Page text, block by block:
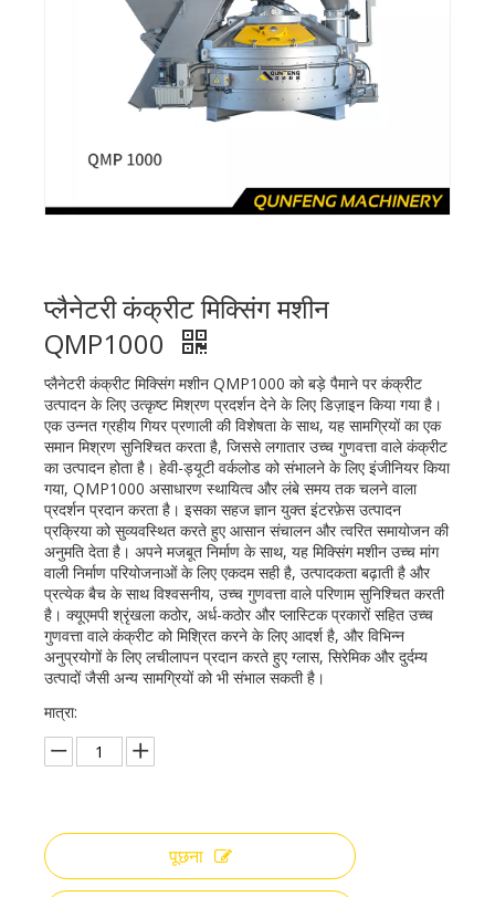
प्लैनेटरी कंक्रीट मिक्सिंग मशीन
QMP1000
प्लैनेटरी कंक्रीट मिक्सिंग मशीन QMP1000 को बड़े पैमाने पर कंक्रीट
उत्पादन के लिए उत्कृष्ट मिश्रण प्रदर्शन देने के लिए डिज़ाइन किया गया है।
एक उन्नत ग्रहीय गियर प्रणाली की विशेषता के साथ, यह सामग्रियों का एक
समान मिश्रण सुनिश्चित करता है, जिससे लगातार उच्च गुणवत्ता वाले कंक्रीट
का उत्पादन होता है। हेवी-ड्यूटी वर्कलोड को संभालने के लिए इंजीनियर किया
गया, QMP1000 असाधारण स्थायित्व और लंबे समय तक चलने वाला
प्रदर्शन प्रदान करता है। इसका सहज ज्ञान युक्त इंटरफ़ेस उत्पादन
प्रक्रिया को सुव्यवस्थित करते हुए आसान संचालन और त्वरित समायोजन की
अनुमति देता है। अपने मजबूत निर्माण के साथ, यह मिक्सिंग मशीन उच्च मांग
वाली निर्माण परियोजनाओं के लिए एकदम सही है, उत्पादकता बढ़ाती है और
प्रत्येक बैच के साथ विश्वसनीय, उच्च गुणवत्ता वाले परिणाम सुनिश्चित करती
है। क्यूएमपी श्रृंखला कठोर, अर्ध-कठोर और प्लास्टिक प्रकारों सहित उच्च
गुणवत्ता वाले कंक्रीट को मिश्रित करने के लिए आदर्श है, और विभिन्न
अनुप्रयोगों के लिए लचीलापन प्रदान करते हुए ग्लास, सिरेमिक और दुर्दम्य
उत्पादों जैसी अन्य सामग्रियों को भी संभाल सकती है।
मात्रा:
पूछना